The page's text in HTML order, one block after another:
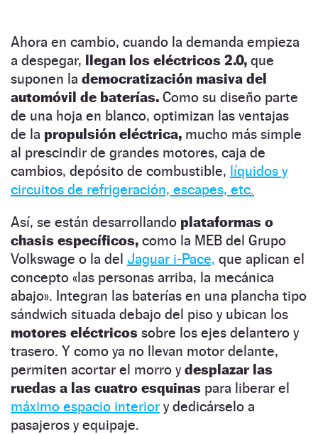
Ahora en cambio, cuando la demanda empieza
a despegar, llegan los eléctricos 2.0, que
suponen la democratización masiva del
automóvil de baterías. Como su diseño parte
de una hoja en blanco, optimizan las ventajas
de la propulsión eléctrica, mucho más simple
al prescindir de grandes motores, caja de
cambios, depósito de combustible, líquidos y
circuitos de refrigeración, escapes, etc.
Así, se están desarrollando plataformas o
chasis específicos, como la MEB del Grupo
Volkswage o la del Jaguar i-Pace, que aplican el
concepto «las personas arriba, la mecánica
abajo». Integran las baterías en una plancha tipo
sándwich situada debajo del piso y ubican los
motores eléctricos sobre los ejes delantero y
trasero. Y como ya no llevan motor delante,
permiten acortar el morro ydesplazar las
ruedas a las cuatro esquinas para liberar el
máximo espacio interior y dedicárselo a
pasajeros y equipaje.